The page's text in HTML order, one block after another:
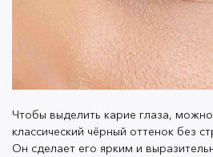
взгляд смазанным, а не четким
и здесь есть исключения,
неожиданные сочетания дают
если не хотите рисковать,
карандашSlide & Stay в оттенке
гармонирует с тёмным
Чтобы выделить карие глаза,
классический чёрный оттенок без
Он сделает его ярким и